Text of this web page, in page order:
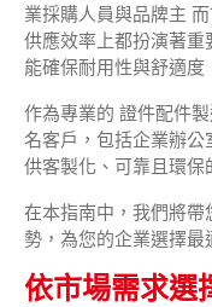
業採購人員與品牌主
供應效率上都扮演著
能確保耐用性與舒適度
作為專業的 證件配件
名客戶，包括企業辦公
供客製化、可靠且環保
在本指南中，我們將帶
勢，為您的企業選擇最
依市場需求選
OEM/ODM
全球據點
關於安慶
公司簡介
歷史沿革
部落格